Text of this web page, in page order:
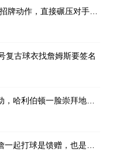
复古球衣找詹姆斯要签名